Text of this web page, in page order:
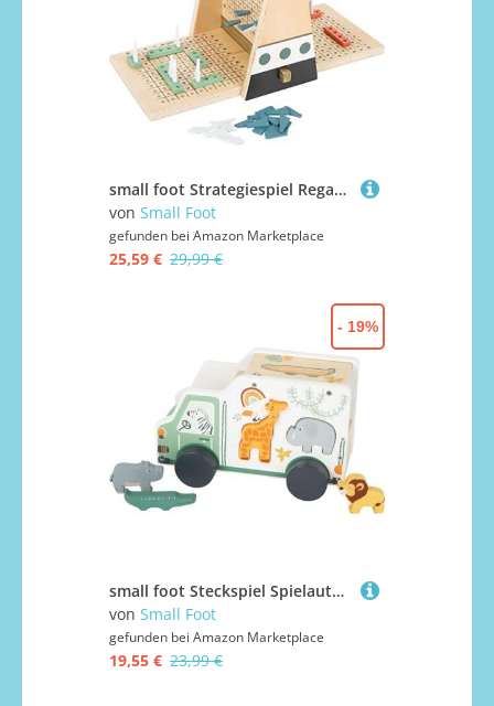
small foot Strategiespiel Regatta "Gold Edition" aus Holz, Klassiker friedfertig interpretiert, ab 6 Jahren, 12221
von Small Foot
gefunden bei Amazon Marketplace
25,59 € 29,99 €
small foot Steckspiel Spielauto "Safari" Motorikspielzeug aus Holz mit 5 Steckfiguren, ab 1 Jahr, 11700
von Small Foot
gefunden bei Amazon Marketplace
19,55 € 23,99 €
- 19%